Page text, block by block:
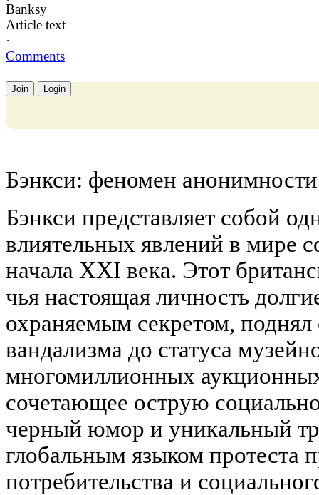
Banksy
Article text
·
Comments
Join Login
Бэнкси: феномен
Бэнкси представляет собой
влиятельных явлений в мире
начала XXI века. Этот
чья настоящая личность
охраняемым секретом, поднял
вандализма до статуса
многомиллионных
сочетающее острую
черный юмор и уникальный
глобальным языком протеста
потребительства и